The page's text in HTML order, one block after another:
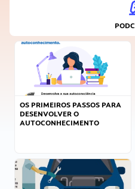
OS PRIMEIROS PASSOS PARA
DESENVOLVER O
AUTOCONHECIMENTO